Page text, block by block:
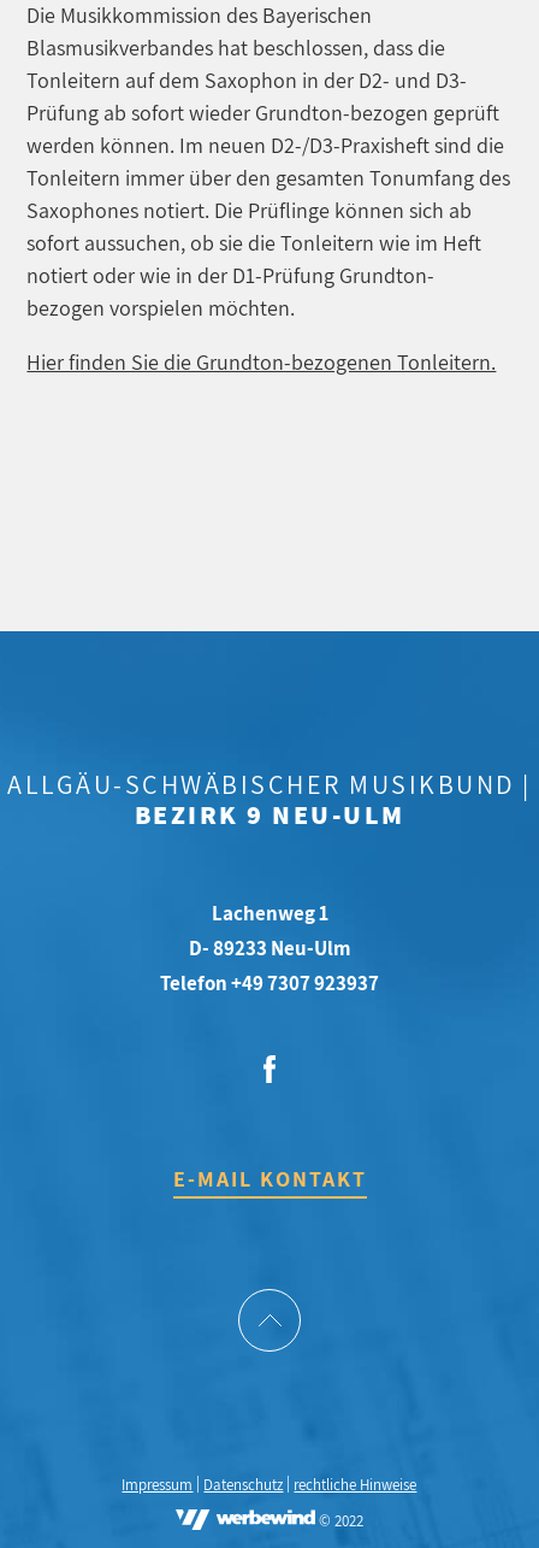
Die Musikkommission des Bayerischen
Blasmusikverbandes hat beschlossen, dass die
Tonleitern auf dem Saxophon in der D2- und D3-
Prüfung ab sofort wieder Grundton-bezogen geprüft
werden können. Im neuen D2-/D3-Praxisheft sind die
Tonleitern immer über den gesamten Tonumfang des
Saxophones notiert. Die Prüflinge können sich ab
sofort aussuchen, ob sie die Tonleitern wie im Heft
notiert oder wie in der D1-Prüfung Grundton-
bezogen vorspielen möchten.
Hier finden Sie die Grundton-bezogenen Tonleitern.
ALLGÄU-SCHWÄBISCHER MUSIKBUND |
BEZIRK 9 NEU-ULM
Lachenweg 1
D- 89233 Neu-Ulm
Telefon +49 7307 923937
E-MAIL KONTAKT
Impressum Datenschutz rechtliche Hinweise
© 2022